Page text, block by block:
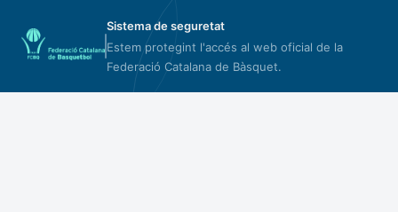
Sistema de seguretat
Estem protegint l'accés al web oficial de la
Federació Catalana de Bàsquet.